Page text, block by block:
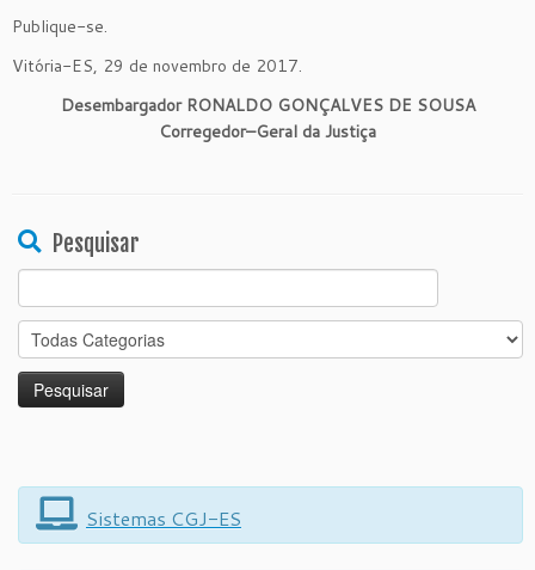
Publique-se.
Vitória-ES, 29 de novembro de 2017.
Desembargador RONALDO GONÇALVES DE SOUSA
Corregedor–Geral da Justiça
Pesquisar
Search
for:
Sistemas CGJ-ES